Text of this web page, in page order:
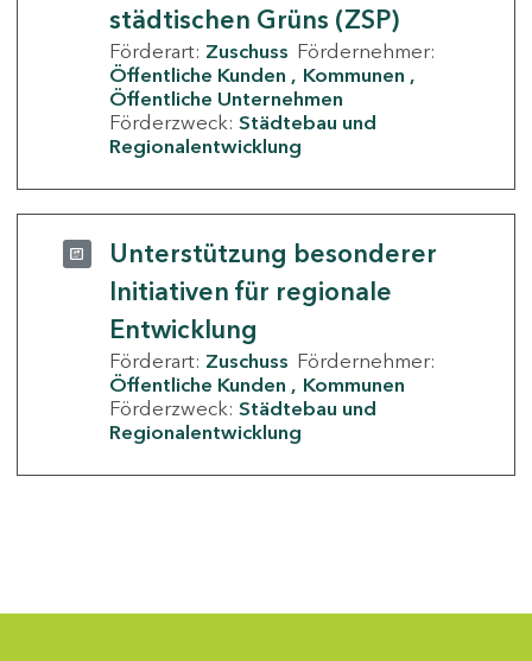
städtischen Grüns (ZSP)
Förderart: Zuschuss Fördernehmer:
Öffentliche Kunden
Kommunen
Öffentliche Unternehmen
Förderzweck: Städtebau und
Regionalentwicklung
Unterstützung besonderer
Initiativen für regionale
Entwicklung
Förderart: Zuschuss Fördernehmer:
Öffentliche Kunden
Kommunen
Förderzweck: Städtebau und
Regionalentwicklung